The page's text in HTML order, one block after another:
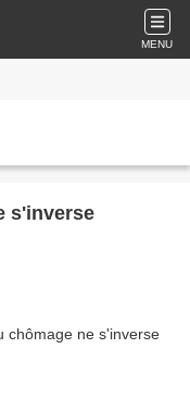
MENU
s'inverse